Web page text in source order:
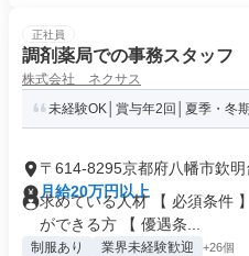
正社員
調剤薬局での事務スタッフ
株式会社 ネクサス
未経験OK│賞与年2回│夏季・冬
〒614-8295京都府八幡市欽明
月給20万円以上
求めている人材 【 必須条件
ができる方 【 優遇条...
制服あり 業界未経験歓迎 +26個